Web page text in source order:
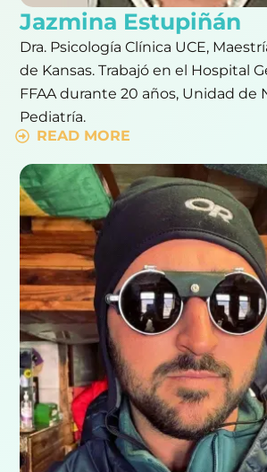
Jazmina Estupiñán
Dra. Psicología Clínica UCE,
de Kansas. Trabajó en el Hospital
FFAA durante 20 años, Unidad de
Pediatría.
READ MORE